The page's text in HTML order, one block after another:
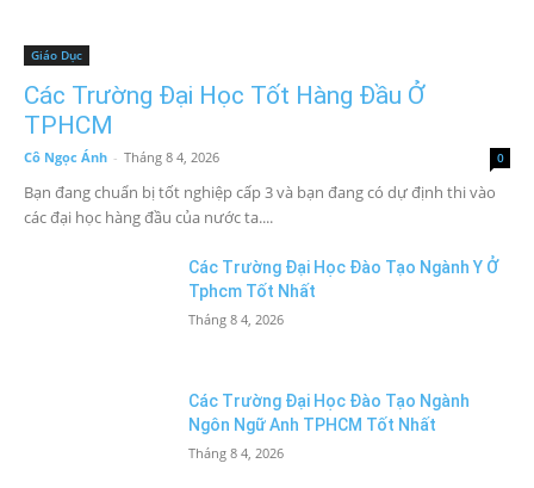
Giáo Dục
Các Trường Đại Học Tốt Hàng Đầu Ở
TPHCM
Cô Ngọc Ánh - Tháng 8 4, 2026 0
Bạn đang chuẩn bị tốt nghiệp cấp 3 và bạn đang có dự định thi vào
các đại học hàng đầu của nước ta....
Các Trường Đại Học Đào Tạo Ngành Y Ở
Tphcm Tốt Nhất
Tháng 8 4, 2026
Các Trường Đại Học Đào Tạo Ngành
Ngôn Ngữ Anh TPHCM Tốt Nhất
Tháng 8 4, 2026